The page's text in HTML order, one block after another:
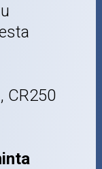
CR250